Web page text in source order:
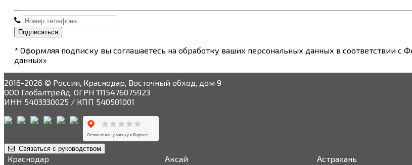
Подписаться
* Оформляя подписку вы соглашаетесь на обработку ваших персональных данных в соответствии
данных»
2016-2026 © Россия, Краснодар, Восточный обход, дом 9
ООО Глобалтрейд, ОГРН 1115476075923
ИНН 5403330025 / КПП 540501001
Связаться с руководством
Краснодар Аксай Астрахань